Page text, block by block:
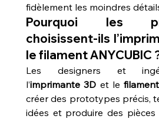
fidèlement les moindres
Pourquoi les
choisissent-ils
le filament ANYCUBIC
Les designers et
l’imprimante 3D et le
créer des prototypes précis,
idées et produire des